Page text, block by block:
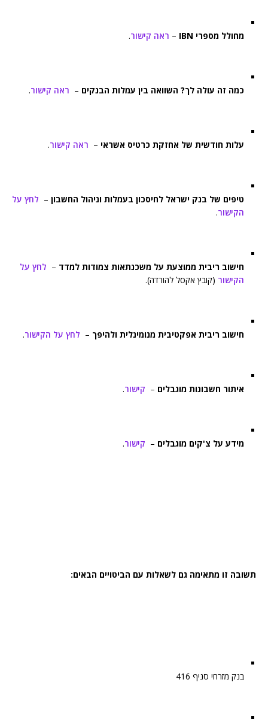
מחולל מספרי IBN – ראה קישור.
כמה זה עולה לך? השוואה בין עמלות הבנקים – ראה קישור.
עלות חודשית של אחזקת כרטיס אשראי – ראה קישור.
טיפים של בנק ישראל לחיסכון בעמלות וניהול החשבון – לחץ על
הקישור.
חישוב ריבית ממוצעת על משכנתאות צמודות למדד – לחץ על
הקישור (קובץ אקסל להורדה).
חישוב ריבית אפקטיבית מנומינלית ולהיפך – לחץ על הקישור.
איתור חשבונות מוגבלים – קישור.
מידע על צ'קים מוגבלים – קישור.
תשובה זו מתאימה גם לשאלות עם הביטויים הבאים:
בנק מזרחי סניף 416